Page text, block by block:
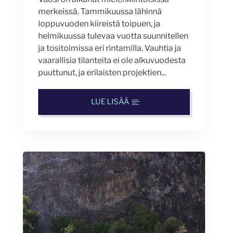
merkeissä. Tammikuussa lähinnä
loppuvuoden kiireistä toipuen, ja
helmikuussa tulevaa vuotta suunnitellen
ja tositoimissa eri rintamilla. Vauhtia ja
vaarallisia tilanteita ei ole alkuvuodesta
puuttunut, ja erilaisten projektien...
LUE LISÄÄ